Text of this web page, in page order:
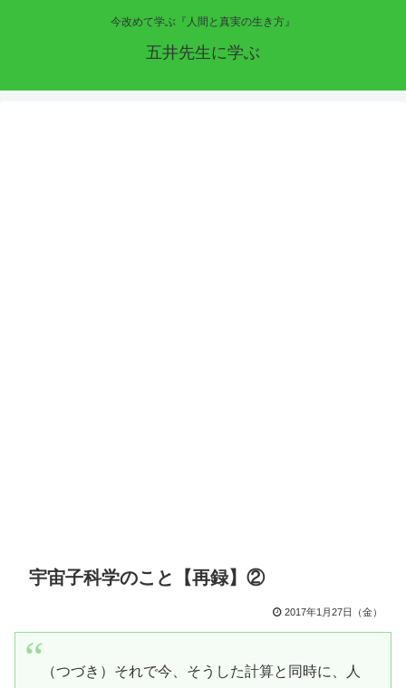
今改めて学ぶ『人間と真実の生き方』
五井先生に学ぶ
宇宙子科学のこと【再録】②
2017年1月27日（金）
（つづき）それで今、そうした計算と同時に、人